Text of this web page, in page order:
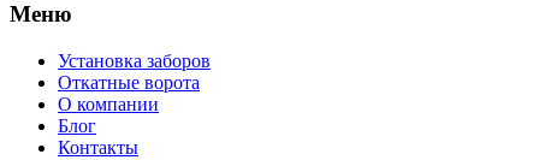
Меню
Установка заборов
Откатные ворота
О компании
Блог
Контакты